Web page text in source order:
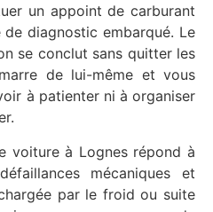
un appoint de carburant
diagnostic embarqué. Le
se conclut sans quitter les
de lui-même et vous
à patienter ni à organiser
voiture à Lognes répond à
mécaniques et
par le froid ou suite